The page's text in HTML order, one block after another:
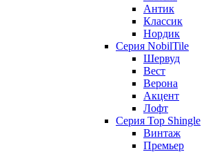
Антик
Классик
Нордик
Серия NobilTile
Шервуд
Вест
Верона
Акцент
Лофт
Серия Top Shingle
Винтаж
Премьер